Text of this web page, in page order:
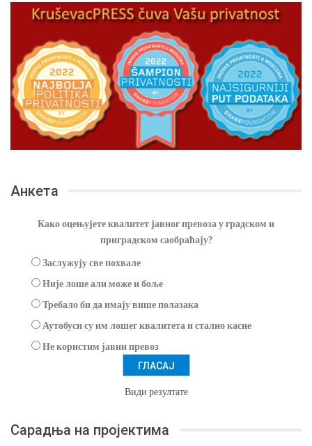
Анкета
Како оцењујете квалитет јавног превоза у градском и
приградском саобраћају?
Заслужују све похвале
Није лоше али може и боље
Требало би да имају више полазака
Аутобуси су им лошег квалитета и стално касне
Не користим јавни превоз
Види резултате
Сарадња на пројектима